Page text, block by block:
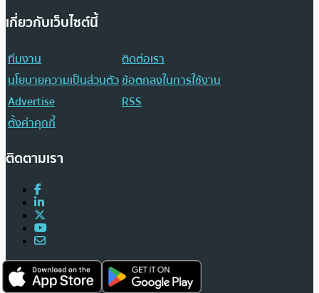
เกี่ยวกับเว็บไซต์นี้
ทีมงาน
ติดต่อเรา
นโยบายความเป็นส่วนตัวข้อตกลงในการใช้งาน
Advertise
RSS
ตั้งค่าคุกกี้
ติดตามเรา